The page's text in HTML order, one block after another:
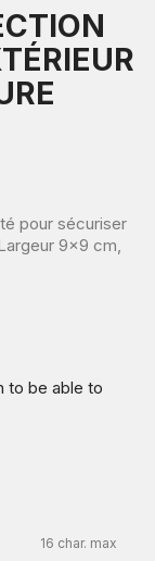
pour sécuriser
9x9 cm,
to be able to
16 char. max